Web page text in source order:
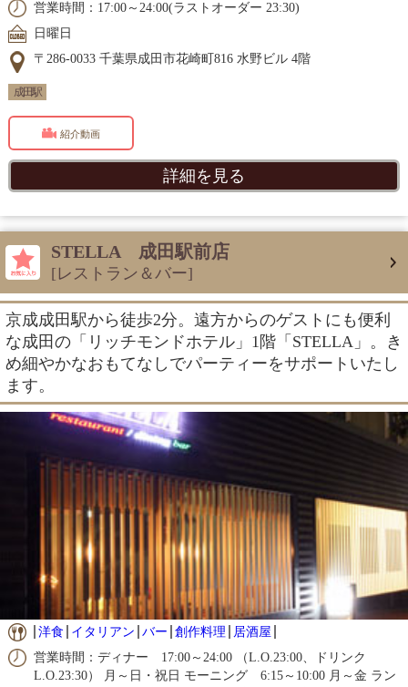
営業時間：17:00～24:00(ラストオーダー 23:30)
日曜日
〒286-0033 千葉県成田市花崎町816 水野ビル 4階
成田駅
紹介動画
詳細を見る
STELLA 成田駅前店
[レストラン＆バー]
京成成田駅から徒歩2分。遠方からのゲストにも便利
な成田の「リッチモンドホテル」1階「STELLA」。き
め細やかなおもてなしでパーティーをサポートいたし
ます。
洋食 イタリアン バー 創作料理
居酒屋
営業時間：ディナー 17:00～24:00 （L.O.23:00、ドリンク
L.O.23:30） 月～日・祝日 モーニング 6:15～10:00 月～金 ラン